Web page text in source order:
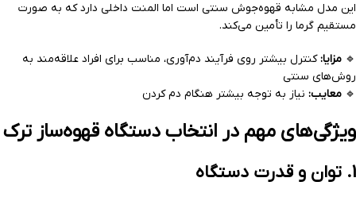
این مدل مشابه قهوه‌جوش سنتی است اما المنت داخلی دارد که به صورت
مستقیم گرما را تأمین می‌کند.
🔹 مزایا:کنترل بیشتر روی فرآیند دم‌آوری، مناسب برای افراد علاقه‌مند به
روش‌های سنتی
🔹 معایب: نیاز به توجه بیشتر هنگام دم کردن
ویژگی‌های مهم در انتخاب دستگاه قهوه‌ساز ترک
1. توان و قدرت دستگاه